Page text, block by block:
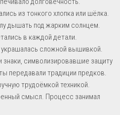
из тонкого хлопка или шёлка.
дышать под жарким солнцем.
в каждой детали.
сложной вышивкой.
символизировавшие защиту
передавали традиции предков.
трудоёмкой техникой.
смысл. Процесс занимал